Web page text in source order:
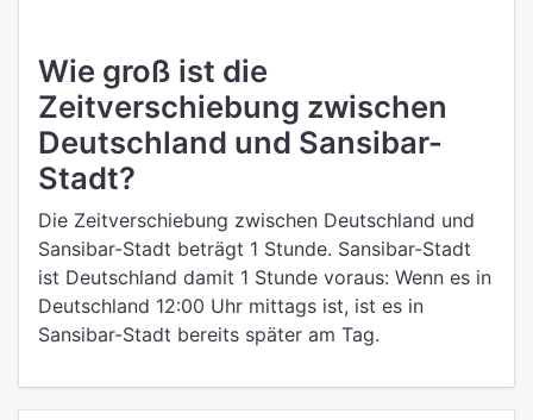
Wie groß ist die
Zeitverschiebung zwischen
Deutschland und Sansibar-
Stadt?
Die Zeitverschiebung zwischen Deutschland und
Sansibar-Stadt beträgt 1 Stunde. Sansibar-Stadt
ist Deutschland damit 1 Stunde voraus: Wenn es in
Deutschland 12:00 Uhr mittags ist, ist es in
Sansibar-Stadt bereits später am Tag.